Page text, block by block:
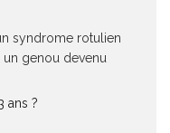
syndrome rotulien
un genou devenu
ans ?